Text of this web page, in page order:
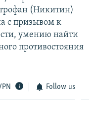
(Никитин)
с призывом к
умению найти
противостояния
Follow us